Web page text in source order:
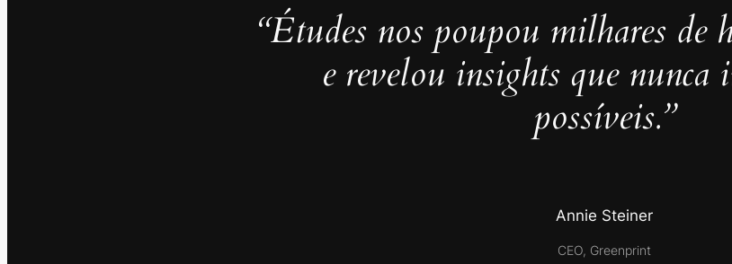
“Études nos poupou milhares de
e revelou insights que nunca
possíveis.”
Annie Steiner
CEO, Greenprint